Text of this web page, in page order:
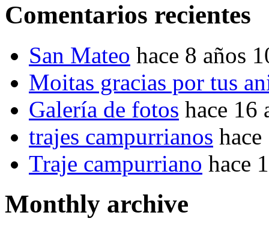
Comentarios recientes
San Mateo hace 8 años
Moitas gracias por tus
Galería de fotos hace 16
trajes campurrianos
Traje campurriano hace
Monthly archive